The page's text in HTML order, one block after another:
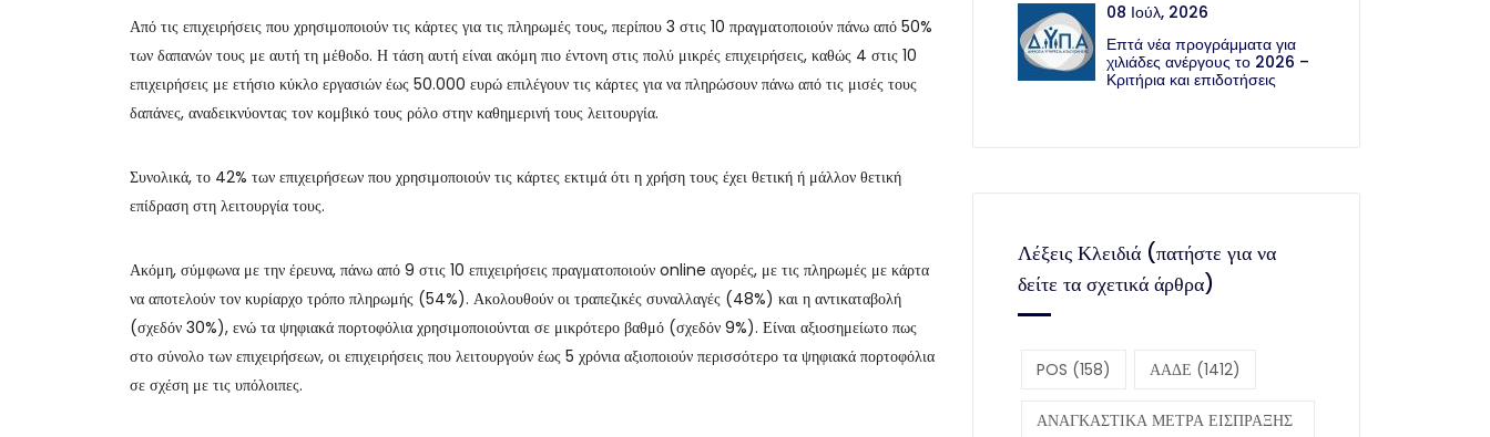
Από τις επιχειρήσεις που χρησιμοποιούν τις κάρτες για τις πληρωμές τους, περίπου 3 στις 10 πραγματοποιούν πάνω από 50%
των δαπανών τους με αυτή τη μέθοδο. Η τάση αυτή είναι ακόμη πιο έντονη στις πολύ μικρές επιχειρήσεις, καθώς 4 στις 10
επιχειρήσεις με ετήσιο κύκλο εργασιών έως 50.000 ευρώ επιλέγουν τις κάρτες για να πληρώσουν πάνω από τις μισές τους
δαπάνες, αναδεικνύοντας τον κομβικό τους ρόλο στην καθημερινή τους λειτουργία.
Συνολικά, το 42% των επιχειρήσεων που χρησιμοποιούν τις κάρτες εκτιμά ότι η χρήση τους έχει θετική ή μάλλον θετική
επίδραση στη λειτουργία τους.
Ακόμη, σύμφωνα με την έρευνα, πάνω από 9 στις 10 επιχειρήσεις πραγματοποιούν online αγορές, με τις πληρωμές με κάρτα
να αποτελούν τον κυρίαρχο τρόπο πληρωμής (54%). Ακολουθούν οι τραπεζικές συναλλαγές (48%) και η αντικαταβολή
(σχεδόν 30%), ενώ τα ψηφιακά πορτοφόλια χρησιμοποιούνται σε μικρότερο βαθμό (σχεδόν 9%). Είναι αξιοσημείωτο πως
στο σύνολο των επιχειρήσεων, οι επιχειρήσεις που λειτουργούν έως 5 χρόνια αξιοποιούν περισσότερο τα ψηφιακά πορτοφόλια
σε σχέση με τις υπόλοιπες.
08 Ιούλ, 2026
Επτά νέα προγράμματα για
χιλιάδες ανέργους το 2026 –
Κριτήρια και επιδοτήσεις
Λέξεις Κλειδιά (πατήστε για να
δείτε τα σχετικά άρθρα)
POS (158) ΑΑΔΕ (1412)
ΑΝΑΓΚΑΣΤΙΚΑ ΜΕΤΡΑ ΕΙΣΠΡΑΞΗΣ